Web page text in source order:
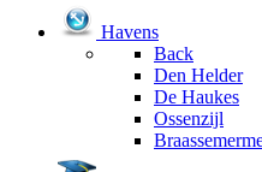
Havens
Back
Den Helder
De Haukes
Ossenzijl